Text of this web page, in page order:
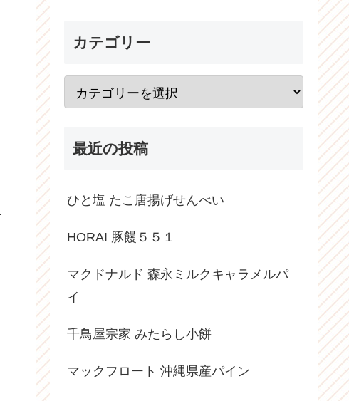
カテゴリー
最近の投稿
ひと塩 たこ唐揚げせんべい
HORAI 豚饅５５１
マクドナルド 森永ミルクキャラメルパ
イ
千鳥屋宗家 みたらし小餅
マックフロート 沖縄県産パイン